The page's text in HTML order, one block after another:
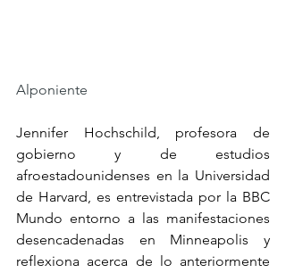
Alponiente
Jennifer Hochschild, profesora de
gobierno y de estudios
afroestadounidenses en la Universidad
de Harvard, es entrevistada por la BBC
Mundo entorno a las manifestaciones
desencadenadas en Minneapolis y
reflexiona acerca de lo anteriormente